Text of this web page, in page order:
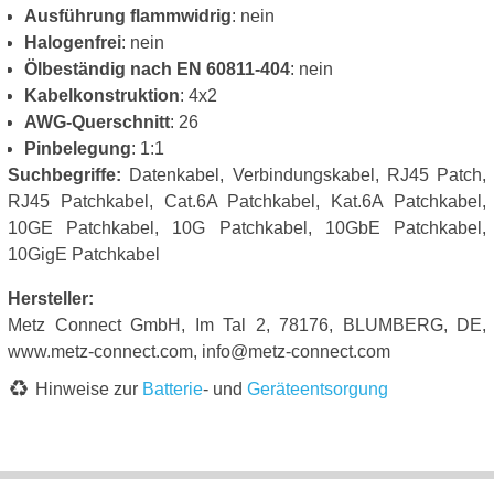
Ausführung flammwidrig: nein
Halogenfrei: nein
Ölbeständig nach EN 60811-404: nein
Kabelkonstruktion: 4x2
AWG-Querschnitt: 26
Pinbelegung: 1:1
Suchbegriffe: Datenkabel, Verbindungskabel, RJ45 Patch,
RJ45 Patchkabel, Cat.6A Patchkabel, Kat.6A Patchkabel,
10GE Patchkabel, 10G Patchkabel, 10GbE Patchkabel,
10GigE Patchkabel
Hersteller:
Metz Connect GmbH, Im Tal 2, 78176, BLUMBERG, DE,
www.metz-connect.com, info@metz-connect.com
Hinweise zur Batterie- und Geräteentsorgung